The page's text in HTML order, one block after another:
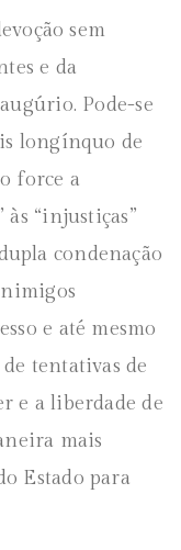
sem
e da
Pode-se
longínquo de
force a
às “injustiças”
condenação
e até mesmo
tentativas de
e a liberdade de
mais
Estado para